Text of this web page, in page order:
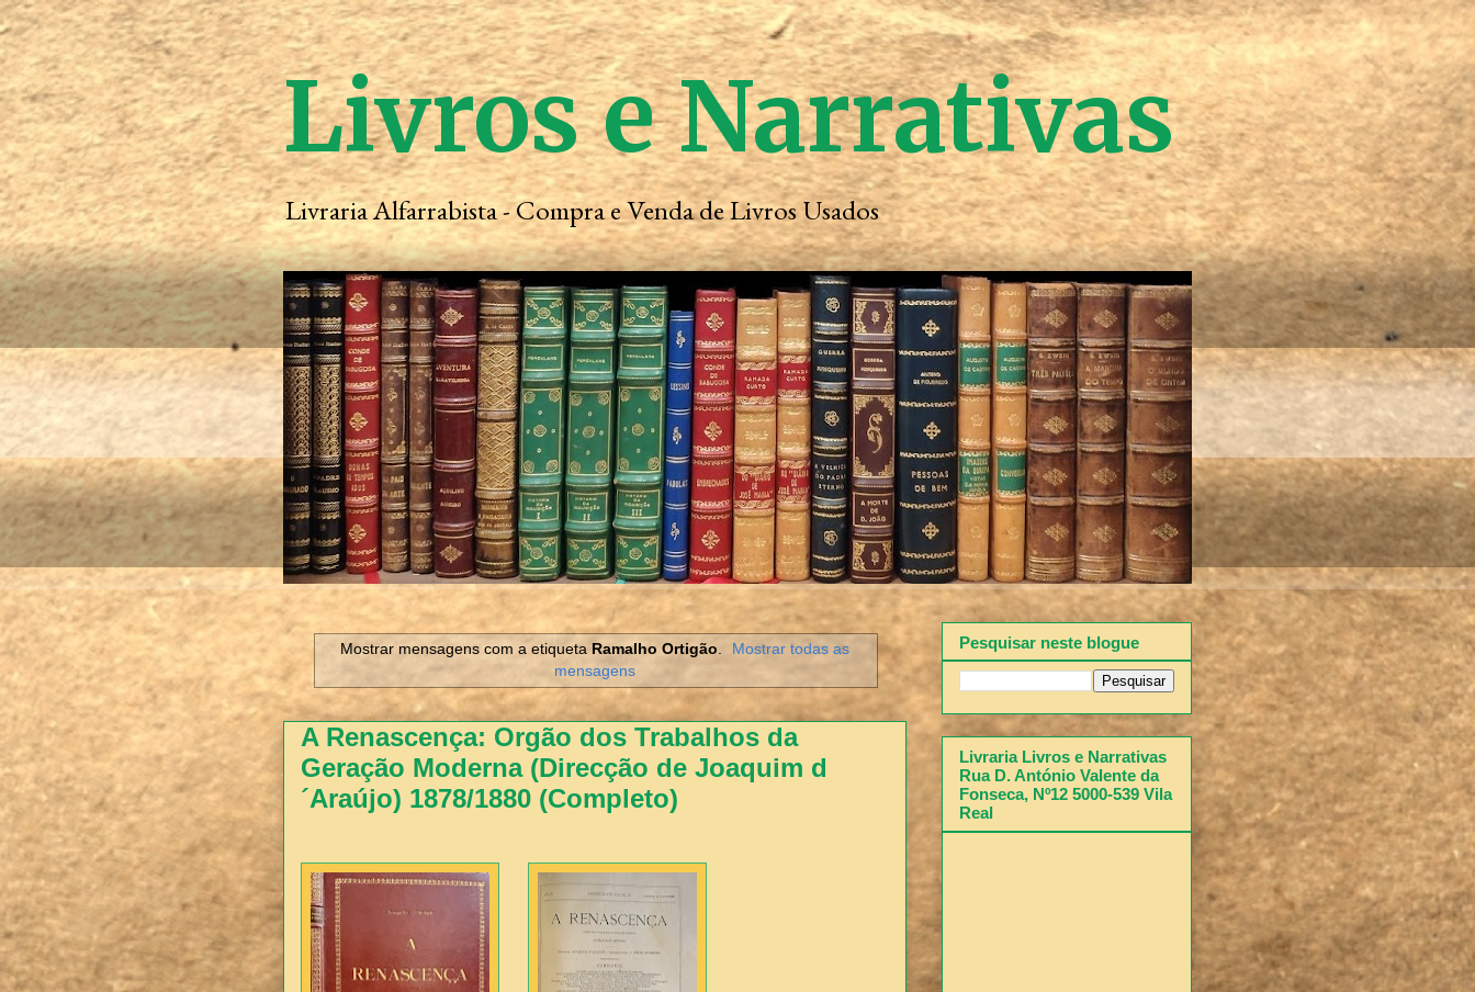
Livros e Narrativas
Livraria Alfarrabista - Compra e Venda de Livros Usados
Mostrar mensagens com a etiqueta Ramalho Ortigão
Mostrar todas as
mensagens
A Renascença: Orgão dos Trabalhos da
Geração Moderna (Direcção de Joaquim d
´Araújo) 1878/1880 (Completo)
Pesquisar neste blogue
Livraria Livros e Narrativas
Rua D. António Valente da
Fonseca, Nº12 5000-539 Vila
Real